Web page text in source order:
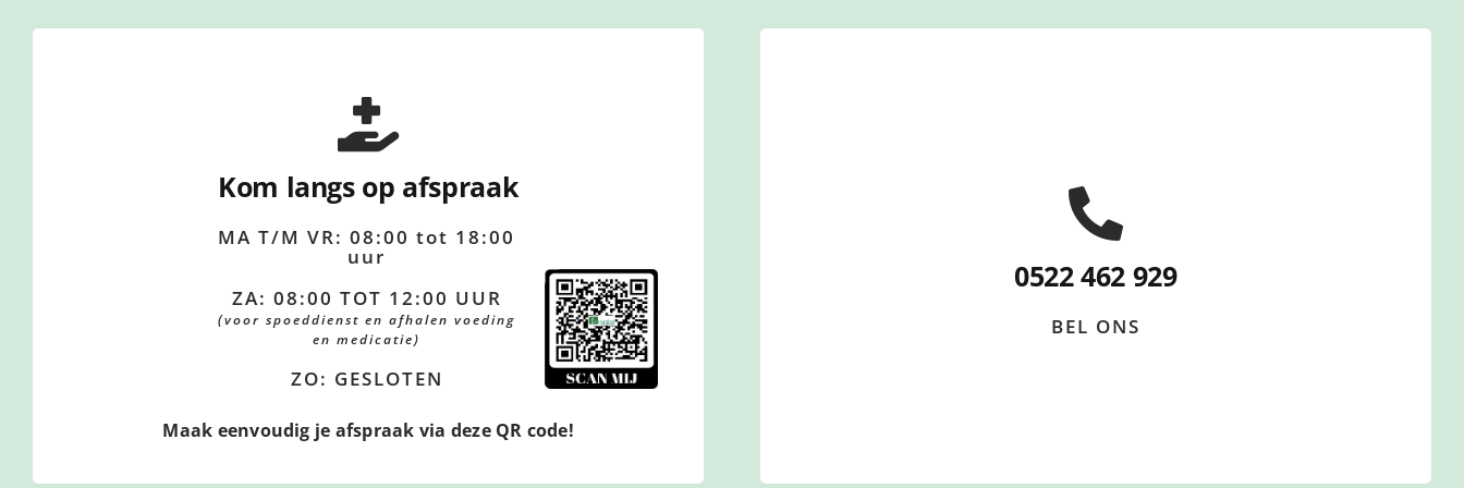
Kom langs op afspraak
MA T/M VR: 08:00 tot 18:00
uur
ZA: 08:00 TOT 12:00 UUR
(voor spoeddienst en afhalen voeding
en medicatie)
ZO: GESLOTEN
Maak eenvoudig je afspraak via deze QR code!
0522 462 929
BEL ONS